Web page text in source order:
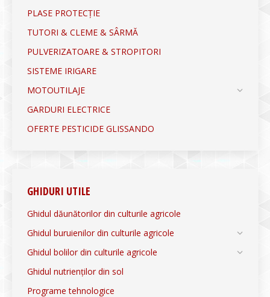
PLASE PROTECȚIE
TUTORI & CLEME & SÂRMĂ
PULVERIZATOARE & STROPITORI
SISTEME IRIGARE
MOTOUTILAJE
GARDURI ELECTRICE
OFERTE PESTICIDE GLISSANDO
GHIDURI UTILE
Ghidul dăunătorilor din culturile agricole
Ghidul buruienilor din culturile agricole
Ghidul bolilor din culturile agricole
Ghidul nutrienților din sol
Programe tehnologice